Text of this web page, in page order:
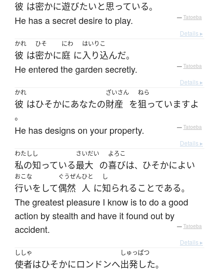
彼 は密かに遊びたいと思っている。
He has a secret desire to play. — Tatoeba
Details ▸
かれ
彼 は
ひそ
密かに
にわ
庭 に
はいりこ
入り込んだ。
He entered the garden secretly. — Tatoeba
Details ▸
かれ
彼 はひそかにあなたの
ざいさん
財産 を
ねら
狙っていますよ
。
He has designs on your property. — Tatoeba
Details ▸
わたし
私の
し
知っている
さいだい
最大 の
よろこ
喜びは、 ひそかによい
おこな
行いを して
ぐうぜん
偶然
ひと
人 に
し
知られる ことである。
The greatest pleasure I know is to do a good
action by stealth and have it found out by
accident.
— Tatoeba
Details ▸
ししゃ
使者はひそかにロンドンへ
しゅっぱつ
出発した。